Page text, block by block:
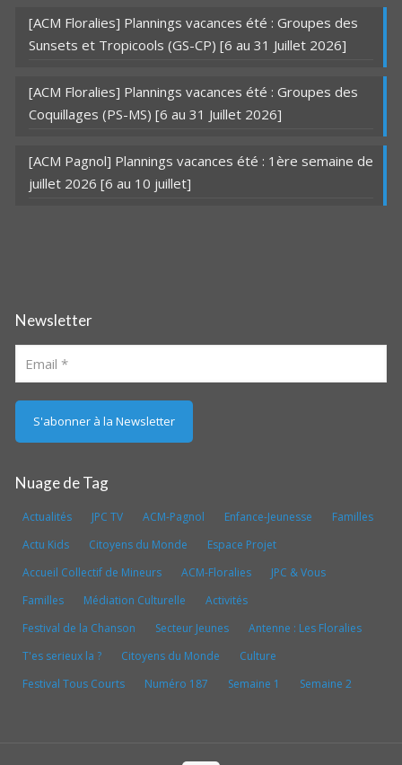
[ACM Floralies] Plannings vacances été : Groupes des
Sunsets et Tropicools (GS-CP) [6 au 31 Juillet 2026]
[ACM Floralies] Plannings vacances été : Groupes des
Coquillages (PS-MS) [6 au 31 Juillet 2026]
[ACM Pagnol] Plannings vacances été : 1ère semaine de
juillet 2026 [6 au 10 juillet]
Newsletter
Nuage de Tag
Actualités JPC TV ACM-Pagnol Enfance-Jeunesse
Familles
Actu Kids
Citoyens du Monde
Espace Projet
Accueil Collectif de Mineurs
ACM-Floralies
JPC & Vous
Familles
Médiation Culturelle
Activités
Festival de la Chanson
Secteur Jeunes
Antenne : Les Floralies
T'es serieux la ?
Citoyens du Monde
Culture
Festival Tous Courts
Numéro 187 Semaine 1 Semaine 2